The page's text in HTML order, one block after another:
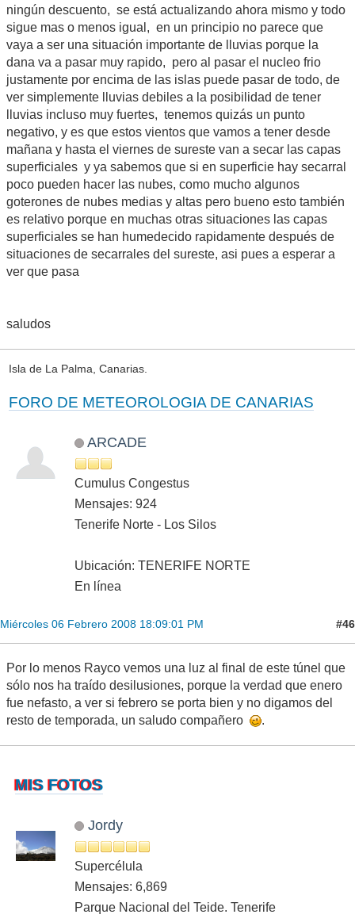
ningún descuento, se está actualizando ahora mismo y todo
sigue mas o menos igual, en un principio no parece que
vaya a ser una situación importante de lluvias porque la
dana va a pasar muy rapido, pero al pasar el nucleo frio
justamente por encima de las islas puede pasar de todo, de
ver simplemente lluvias debiles a la posibilidad de tener
lluvias incluso muy fuertes, tenemos quizás un punto
negativo, y es que estos vientos que vamos a tener desde
mañana y hasta el viernes de sureste van a secar las capas
superficiales y ya sabemos que si en superficie hay secarral
poco pueden hacer las nubes, como mucho algunos
goterones de nubes medias y altas pero bueno esto también
es relativo porque en muchas otras situaciones las capas
superficiales se han humedecido rapidamente después de
situaciones de secarrales del sureste, asi pues a esperar a
ver que pasa
saludos
Isla de La Palma, Canarias.
FORO DE METEOROLOGIA DE CANARIAS
ARCADE
Cumulus Congestus
Mensajes: 924
Tenerife Norte - Los Silos
Ubicación: TENERIFE NORTE
En línea
Miércoles 06 Febrero 2008 18:09:01 PM #46
Por lo menos Rayco vemos una luz al final de este túnel que
sólo nos ha traído desilusiones, porque la verdad que enero
fue nefasto, a ver si febrero se porta bien y no digamos del
resto de temporada, un saludo compañero
.
MIS FOTOS
Jordy
Supercélula
Mensajes: 6,869
Parque Nacional del Teide. Tenerife